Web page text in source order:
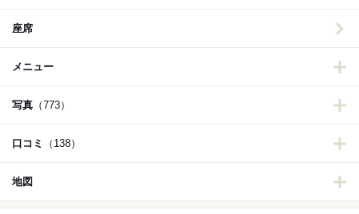
座席
メニュー
写真 （773）
口コミ （138）
地図